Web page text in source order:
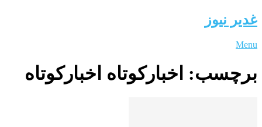
غدیر نیوز
Menu
برچسب: اخبارکوتاه اخبارکوتاه